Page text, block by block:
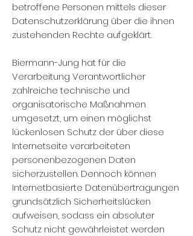
betroffene Personen mittels dieser
Datenschutzerklärung über die ihnen
zustehenden Rechte aufgeklärt.
Biermann-Jung hat für die
Verarbeitung Verantwortlicher
zahlreiche technische und
organisatorische Maßnahmen
umgesetzt, um einen möglichst
lückenlosen Schutz der über diese
Internetseite verarbeiteten
personenbezogenen Daten
sicherzustellen. Dennoch können
Internetbasierte Datenübertragungen
grundsätzlich Sicherheitslücken
aufweisen, sodass ein absoluter
Schutz nicht gewährleistet werden